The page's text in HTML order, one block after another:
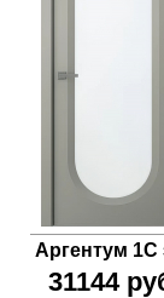
Аргентум
31144